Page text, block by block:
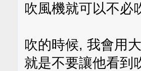
吹風機就可以不必
吹的時候, 我會用
就是不要讓他看到